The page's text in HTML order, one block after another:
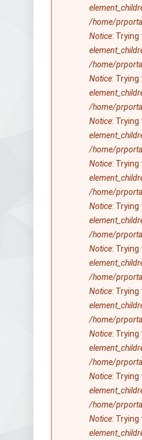
/home/
Notice:
/home/
Notice:
/home/
Notice:
/home/
Notice:
/home/
Notice:
/home/
Notice:
/home/
Notice:
/home/
Notice:
/home/
Notice:
/home/
Notice: